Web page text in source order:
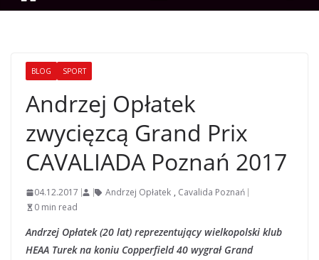
BLOG SPORT
Andrzej Opłatek
zwycięzcą Grand Prix
CAVALIADA Poznań 2017
04.12.2017 Andrzej Opłatek , Cavalida Poznań
0 min read
Andrzej Opłatek (20 lat) reprezentujący wielkopolski klub
HEAA Turek na koniu Copperfield 40 wygrał Grand